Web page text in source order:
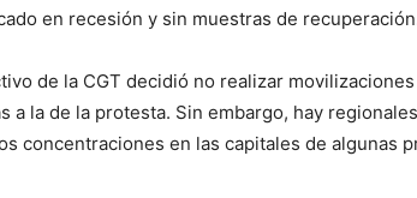
en recesión y sin muestras de
de la CGT decidió no realizar
a la de la protesta. Sin embargo, hay
concentraciones en las capitales de algunas